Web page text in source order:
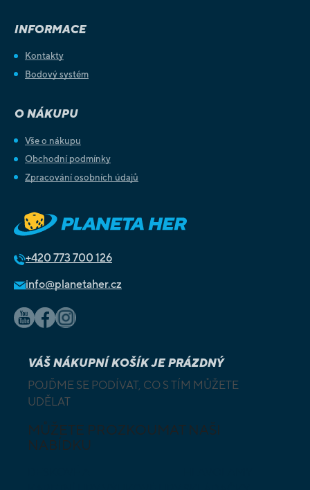
INFORMACE
Kontakty
Bodový systém
O NÁKUPU
Vše o nákupu
Obchodní podmínky
Zpracování osobních údajů
+420 773 700 126
info@planetaher.cz
VÁŠ NÁKUPNÍ KOŠÍK JE PRÁZDNÝ
POJĎME SE PODÍVAT, CO S TÍM MŮŽETE
UDĚLAT
MŮŽETE PROZKOUMAT NAŠI
NABÍDKU